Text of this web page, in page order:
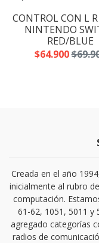
CONTROL CON L
NINTENDO
RED/BLUE
$64.900
Creada en el año
inicialmente al rubro
computación.
61-62, 1051, 5011 y
agregado categorías
radios de